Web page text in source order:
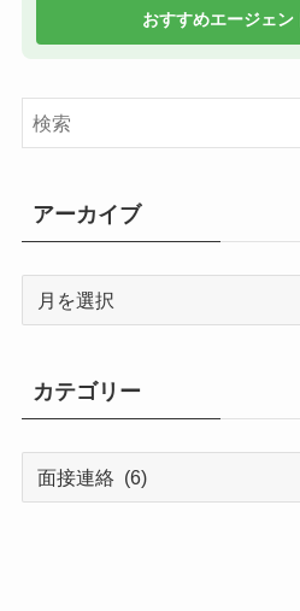
おすすめエージェン
アーカイブ
ブ
カテゴリー
カ